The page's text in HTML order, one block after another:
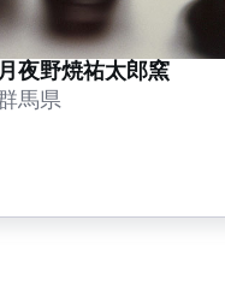
月夜野焼祐太郎窯
馬県